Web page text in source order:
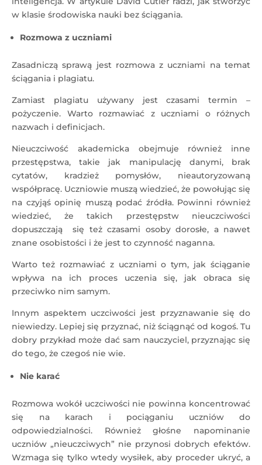
w klasie środowiska nauki bez ściągania.
Rozmowa z uczniami
Zasadniczą sprawą jest rozmowa z uczniami na temat
ściągania i plagiatu.
Zamiast plagiatu używany jest czasami termin –
pożyczenie. Warto rozmawiać z uczniami o różnych
nazwach i definicjach.
Nieuczciwość akademicka obejmuje również inne
przestępstwa, takie jak manipulację danymi, brak
cytatów, kradzież pomysłów, nieautoryzowaną
współpracę. Uczniowie muszą wiedzieć, że powołując się
na czyjąś opinię muszą podać źródła. Powinni również
wiedzieć, że takich przestępstw nieuczciwości
dopuszczają się też czasami osoby dorosłe, a nawet
znane osobistości i że jest to czynność naganna.
Warto też rozmawiać z uczniami o tym, jak ściąganie
wpływa na ich proces uczenia się, jak obraca się
przeciwko nim samym.
Innym aspektem uczciwości jest przyznawanie się do
niewiedzy. Lepiej się przyznać, niż ściągnąć od kogoś. Tu
dobry przykład może dać sam nauczyciel, przyznając się
do tego, że czegoś nie wie.
Nie karać
Rozmowa wokół uczciwości nie powinna koncentrować
się na karach i pociąganiu uczniów do
odpowiedzialności. Również głośne napominanie
uczniów „nieuczciwych” nie przynosi dobrych efektów.
Wzmaga się tylko wtedy wysiłek, aby proceder ukryć, a